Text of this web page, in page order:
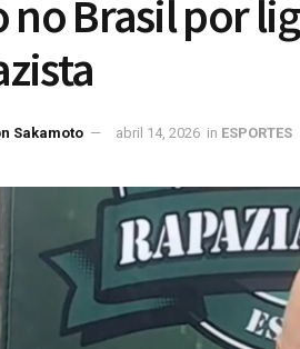
no Brasil por
Sakamoto abril 14, 2026 in ESPORTES